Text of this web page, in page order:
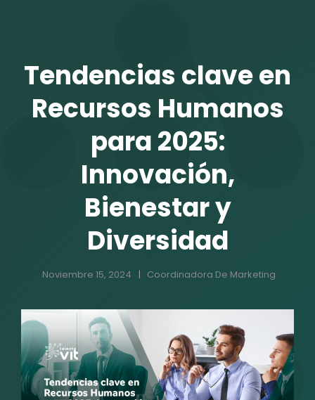
Tendencias clave en
Recursos Humanos
para 2025:
Innovación,
Bienestar y
Diversidad
Noviembre 15, 2024 Coordinadora De Marketing